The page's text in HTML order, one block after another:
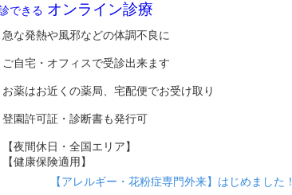
できる オンライン診療
急な発熱や風邪などの体調不良に
ご自宅・オフィスで受診出来ます
お薬はお近くの薬局、宅配便でお受け取り
登園許可証・診断書も発行可
【夜間休日・全国エリア】
【健康保険適用】
【アレルギー・花粉症専門外来】はじめました！